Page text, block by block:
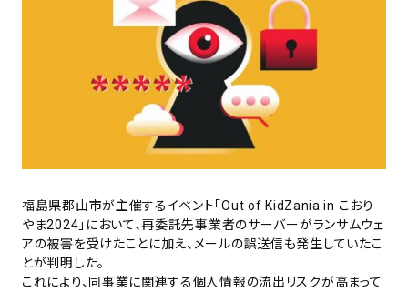
福島県郡山市が主催するイベント「Out of KidZania in こおり
やま2024」において、再委託先事業者のサーバーがランサムウェ
アの被害を受けたことに加え、メールの誤送信も発生していたこ
とが判明した。
これにより、同事業に関連する個人情報の流出リスクが高まって